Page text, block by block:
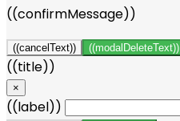
((confirmMessage))
((cancelText)) ((modalDeleteText))
((title))
×
((label))